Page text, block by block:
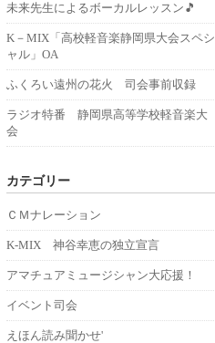
未来先生によるボーカルレッスン🎵
K－MIX「高校軽音楽静岡県大会スペシ
ャル」OA
ふくろい遠州の花火 司会事前収録
ラジオ特番 静岡県高等学校軽音楽大
会
カテゴリー
ＣＭナレーション
K-MIX 神谷幸恵の独立宣言
アマチュアミュージシャン大応援！
イベント司会
えほん読み聞かせ'